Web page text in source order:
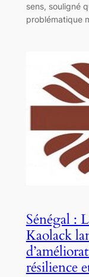
sens, souligné
problématique
Sénégal :
Kaolack
résilience